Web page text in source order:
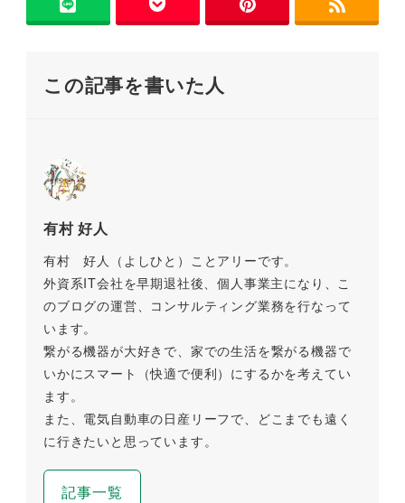
す
o
k
n
この記事を書いた人
有村 好人
有村 好人（よしひと）ことアリーです。
外資系IT会社を早期退社後、個人事業主になり、こ
のブログの運営、コンサルティング業務を行なって
います。
繋がる機器が大好きで、家での生活を繋がる機器で
いかにスマート（快適で便利）にするかを考えてい
ます。
また、電気自動車の日産リーフで、どこまでも遠く
に行きたいと思っています。
記事一覧